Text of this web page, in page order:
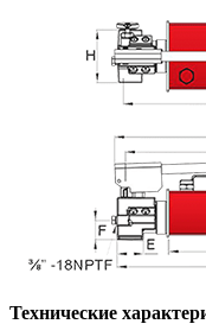
Технические